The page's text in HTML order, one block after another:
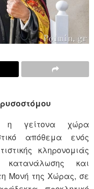
γείτονα χώρα
απόθεμα ενός
κληρονομιάς
κατανάλωσης και
Μονή της Χώρας, σε